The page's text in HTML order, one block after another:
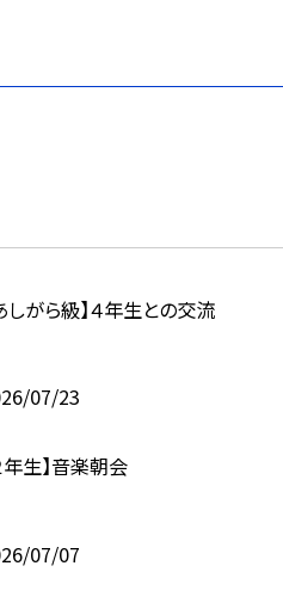
しがら級】４年生との交流
07/23
年生】音楽朝会
07/07